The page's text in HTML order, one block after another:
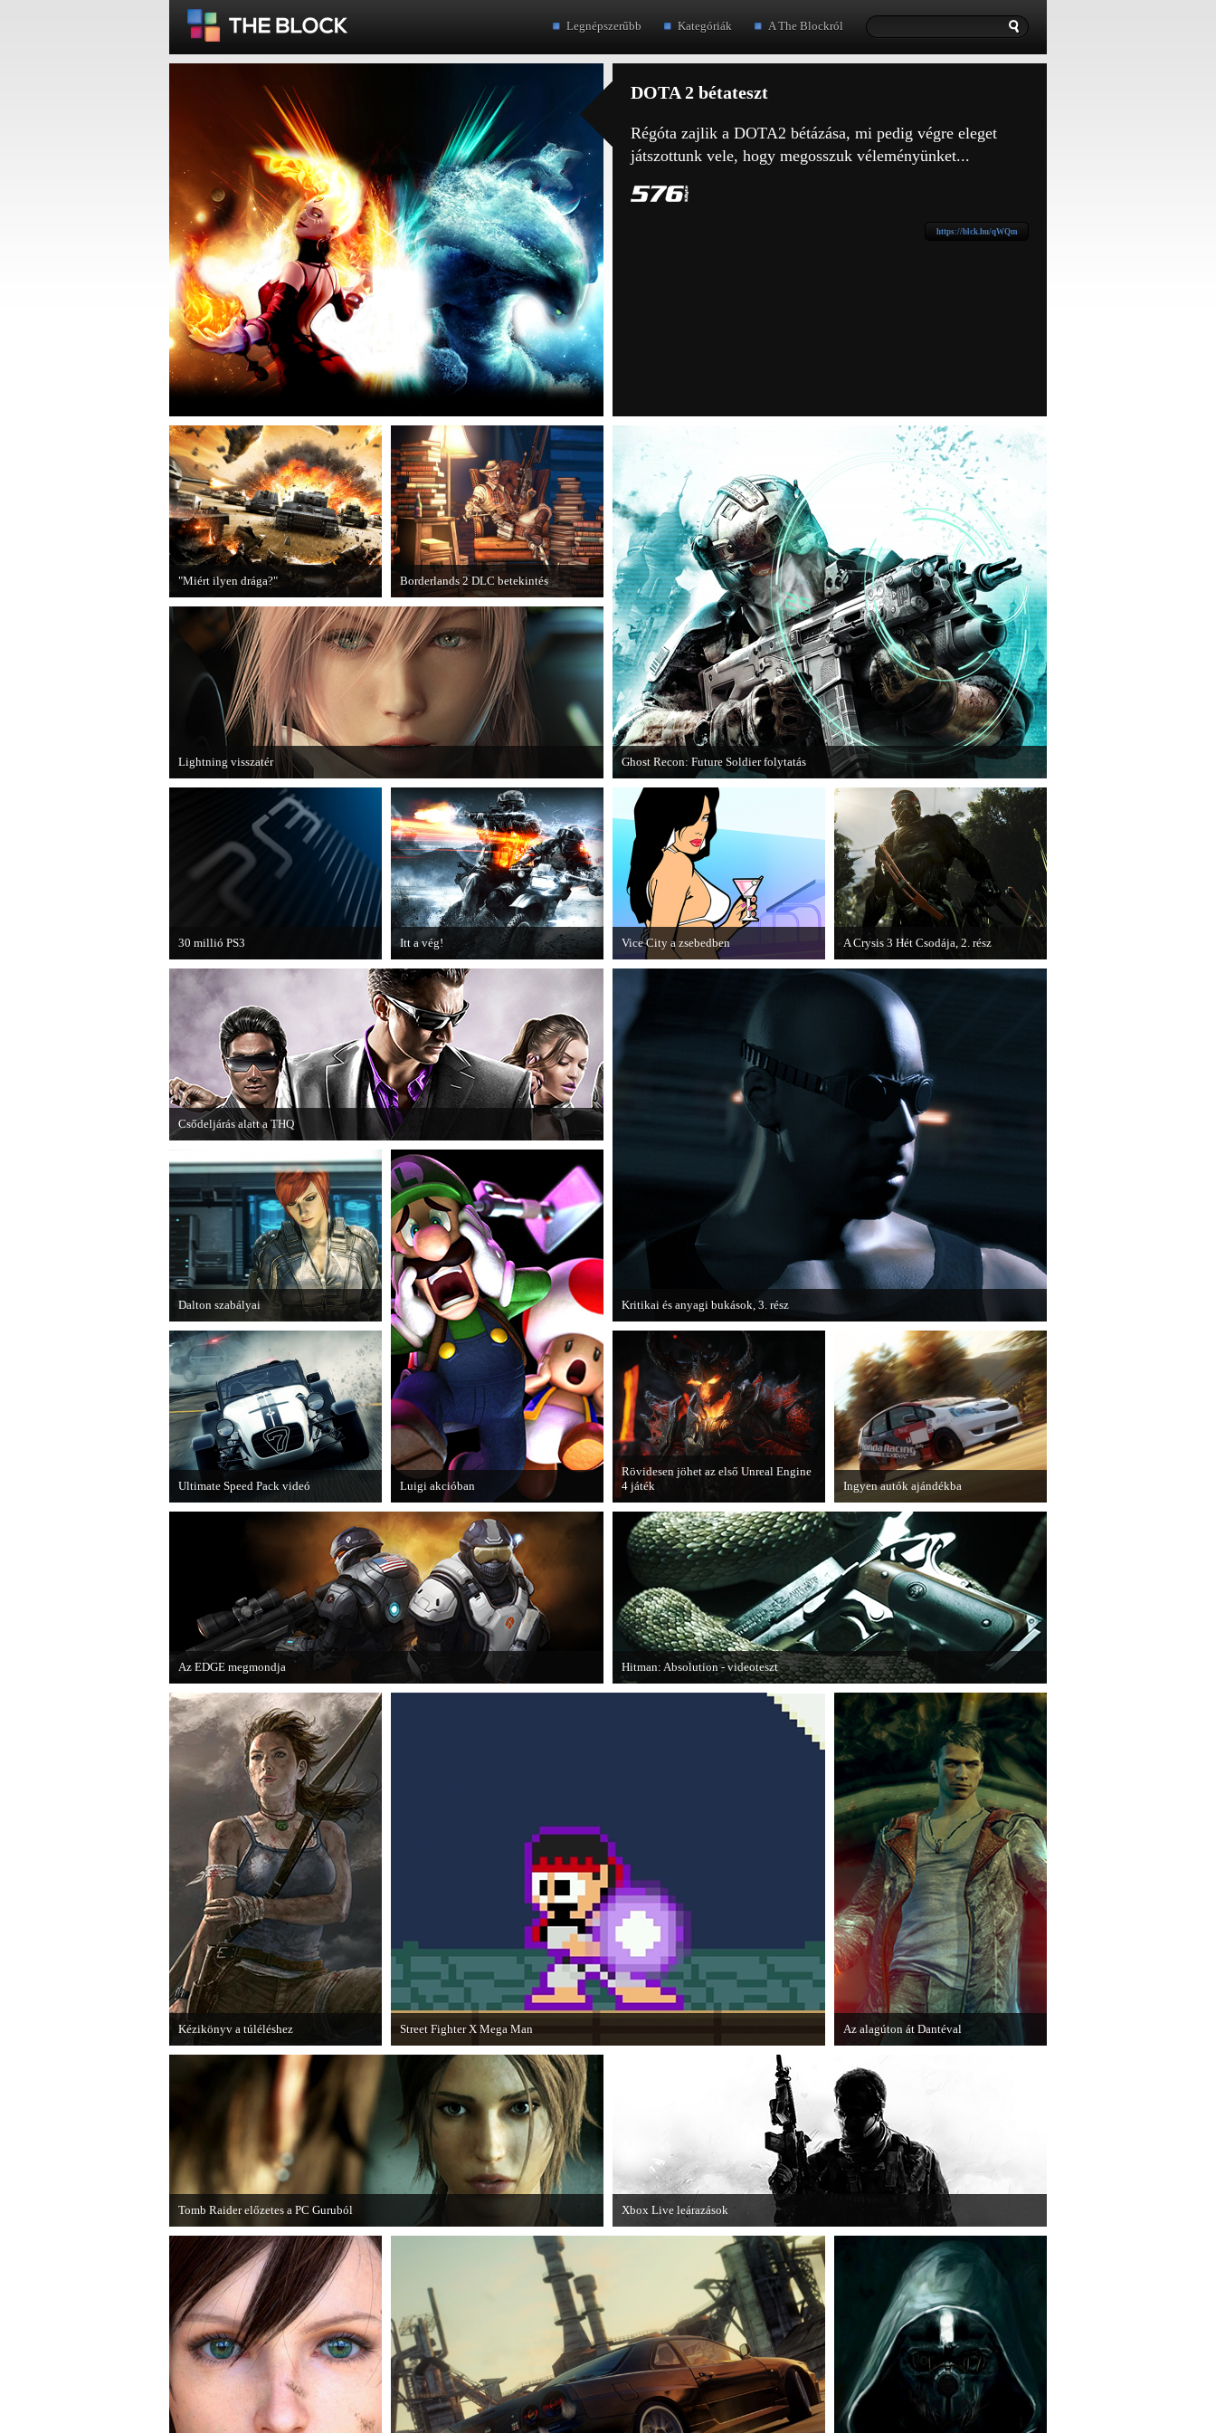
Legnépszerűbb Kategóriák A The Blockról
DOTA 2 bétateszt
Régóta zajlik a DOTA2 bétázása, mi pedig végre eleget
játszottunk vele, hogy megosszuk véleményünket...
"Miért ilyen drága?"
A PC Guru utánajárt, miért kerülnek
olyan sokba a AAA-kategóriás
videojátékok.
Borderlands 2 DLC betekintés
2013. januárjában érkezik a a Sir
Hammerlock's Big Game Hunt DLC a
Borderlands 2 játékhoz.
Ghost Recon: Future Soldier folytatás
Több jel is utal arra, hogy készülőben van a Ghost Recon: Future Soldier következő
epizódja.
Lightning visszatér
Megjött a Lightning Returns: Final Fantasy XIII című játék első hivatalos videója.
30 millió PS3
A PAL régióban a PS3 átlépte a 30
milliós eladott darabszámot.
Itt a vég!
Hamarosan minden infó kiderül a
Battlefield 3 utolsó, End Game
kiegészítőjéről.
Vice City a zsebedben
Editionről készített tesztet a PC Guru.
A Crysis 3 Hét Csodája, 2. rész
Megjelent a Crysis 3 videosorozat
második része, amely a The Hunt címet
Csődeljárás alatt a THQ
Egy újabb videojáték-kiadó került csődeljárás alá, aki nem más, mint a THQ.
Kritikai és anyagi bukások, 3. rész
A PC Guru "Kritikai és anyagi bukások" című cikksorozatának utolsó részét
olvashatjuk.
Dalton szabályai
Új videóval jelentkezik az Insomniac
Games játéka, a Fuse.
Luigi akcióban
A Nintendo 3DS-re készülő Luigi's
Mansion: Dark Moon újabb képeken
mutatja meg magát.
Ultimate Speed Pack videó
Már elérhető a Need for Speed Most
Wanted első nagyobb kiegészítő
Rövidesen jöhet az első Unreal Engine
4 játék
A Zombie Studios készölő játéka az
Epic Games legújabb motorját, az
Unreal Engine 4-et fogja használni.
Ingyen autók ajándékba
A Forza Horizon készítői ingyenesen
letölthető autókkal kedveskednek a
játékosok számára.
Az EDGE megmondja
Az egyik leghíresebb játékmagazin, az EDGE is elmondja, hogy szerinte melyek
voltak idén a legjobb játékok.
Hitman: Absolution - videoteszt
A PC Gurutól Bate és Chris mutatják be a legújabb Hitmant.
Kézikönyv a túléléshez
A Tomb Raider sem ússza meg a
manapság már kötelező videosorozatot.
Street Fighter X Mega Man
A Capcom ismert karakterei ismét összecsapnak - ingyenesen letölthető a Street
Fighter X Mega Man.
Az alagúton át Dantéval
A Devil May Cry újragondolás új
játékmenet-videóval jelentkezik.
Tomb Raider előzetes a PC Guruból
A PC Guru friss számában több oldalon olvashatunk az új Tomb Raiderről, mely
cikkből most egy részletet online is közzétettek.
Xbox Live leárazások
December 18-án az Xbox Live rendszerében is elkezdődnek a karácsonyi